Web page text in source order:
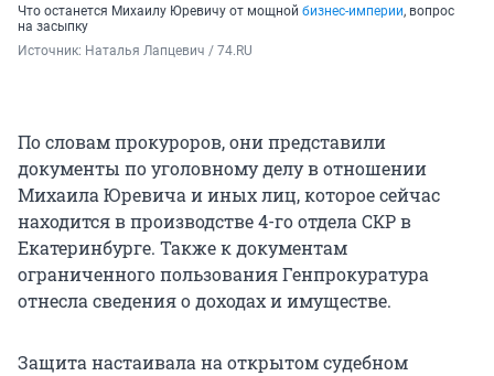
Что останется Михаилу Юревичу от мощной бизнес-империи, вопрос
на засыпку
Источник: Наталья Лапцевич / 74.RU
По словам прокуроров, они представили
документы по уголовному делу в отношении
Михаила Юревича и иных лиц, которое сейчас
находится в производстве 4-го отдела СКР в
Екатеринбурге. Также к документам
ограниченного пользования Генпрокуратура
отнесла сведения о доходах и имуществе.
Защита настаивала на открытом судебном